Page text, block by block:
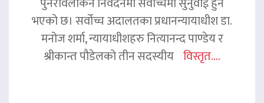
भएको छ। सर्वोच्च अदालतका प्रधानन्यायाधीश डा.
मनोज शर्मा, न्यायाधीशहरु नित्यानन्द पाण्डेय र
श्रीकान्त पौडेलको तीन सदस्यीय विस्तृत....